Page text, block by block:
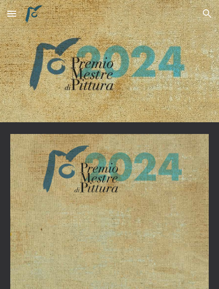
Skip to main content Skip to navigation